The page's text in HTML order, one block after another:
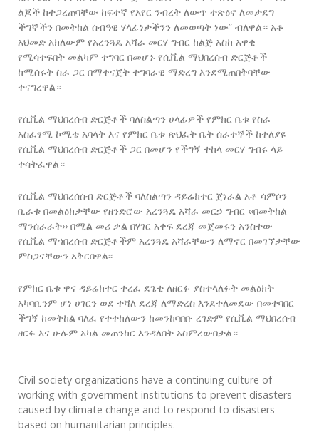
ልጆች ከተጋረጠባቸው ከፍተኛ የአየር ንብረት ለውጥ ተጽዕኖ ለመታደግ
ችግኞችን በመትከል ሰብዓዊ ሃላፊነታችንን ለመወጣት ነው” ብለዋል። አቶ
አህመድ አክለውም የአረንጓዴ አሻራ መርሃ ግብር ከልጅ አስከ አዋቂ
የሚሳተፍበት መልካም ተግባር በመሆኑ የሲቪል ማህበረሰብ ድርጅቶች
ከሚሰሩት ስራ ጋር በማቀናጀት ተግባራዊ ማድረግ እንደሚጠበቅባቸው
ተናግረዋል።
የሲቪል ማህበረሰብ ድርጅቶች ባለስልጣን ሀላፊዎች የምክር ቤቱ የስራ
አስፈፃሚ ኮሚቴ አባላት እና የምክር ቤቱ ጽህፈት ቤት ሰራተኞች ከተለያዩ
የሲቪል ማህበረሰብ ድርጅቶች ጋር በመሆን የችግኝ ተከላ መርሃ ግብሩ ላይ
ተሳትፈዋል።
የሲቪል ማህበረሰሰብ ድርጅቶች ባለስልጣን ዳይሬክተር ጀነራል አቶ ሳምሶን
ቢራቱ በመልዕክታቸው የዘንድሮው አረንጓዴ አሻራ መርኃ ግብር ‹‹በመትከል
ማንሰራራት›› በሚል መሪ ቃል በሃገር አቀፍ ደረጃ መጀመሩን አንስተው
የሲቪል ማኅበረሰብ ድርጅቶችም አረንጓዴ አሻራቸውን ለማኖር በመገኘታቸው
ምስጋናቸውን አቅርበዋል፡፡
የምክር ቤቱ ዋና ዳይሬክተር ተረፈ ደጌቲ ለዘርፉ ያስተላለፉት መልዕክት
አካባቢንም ሆነ ሀገርን ወደ ተሻለ ደረጃ ለማድረስ እንደተለመደው በመተባበር
ችግኝ ከመትከል ባለፈ የተተከለውን ከመንከባበቡ ረገድም የሲቪል ማህበረሰብ
ዘርፉ እና ሁሉም አካል መጠንከር እንዳለበት አስምረውበታል።
Civil society organizations have a continuing culture of
working with government institutions to prevent disasters
caused by climate change and to respond to disasters
based on humanitarian principles.